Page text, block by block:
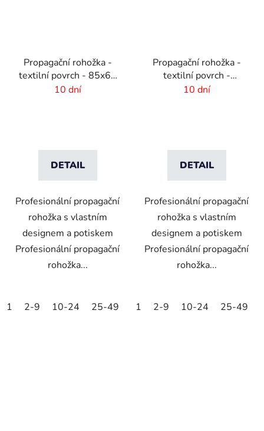
Propagační rohožka -
textilní povrch - 85x60
cm
10 dní
DETAIL
Profesionální propagační
rohožka s vlastním
designem a potiskem
Profesionální propagační
rohožka...
1 2-9 10-24 25-49 50-99 100-249 250-499
Propagační rohožka -
textilní povrch -
75x50cm
10 dní
DETAIL
Profesionální propagační
rohožka s vlastním
designem a potiskem
Profesionální propagační
rohožka...
1 2-9 10-24 25-49